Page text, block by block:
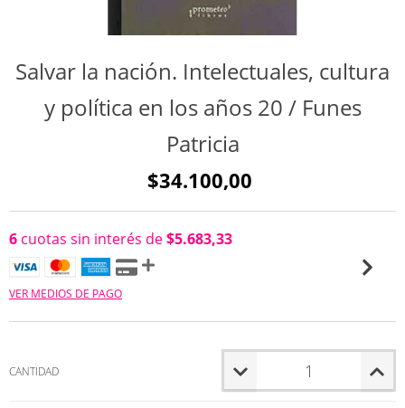
Salvar la nación. Intelectuales, cultura
y política en los años 20 / Funes
Patricia
$34.100,00
6 cuotas sin interés de$5.683,33
VER MEDIOS DE PAGO
CANTIDAD